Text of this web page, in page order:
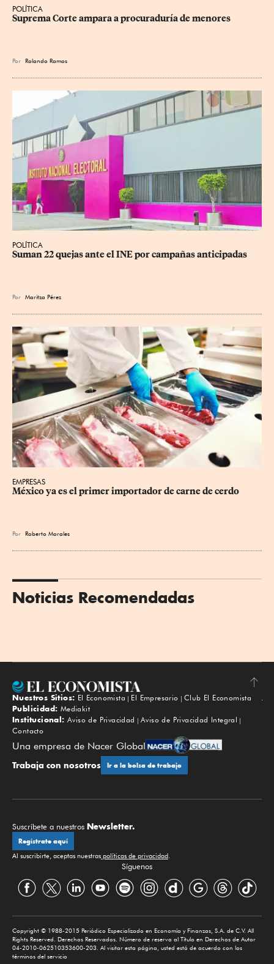
POLÍTICA
Suprema Corte ampara a procuraduría de menores
Por Rolando Ramos
POLÍTICA
Suman 22 quejas ante el INE por campañas anticipadas
Por Maritza Pérez
EMPRESAS
México ya es el primer importador de carne de cerdo
Por Roberto Morales
Noticias Recomendadas
Subir
Nuestros Sitios: El Economista El Empresario
Club El Economista
Publicidad: Mediakit
Institucional: Aviso de Privacidad
Aviso de Privacidad Integral
Contacto
Una empresa de Nacer Global
Trabaja con nosotros Ir a la bolsa de trabajo
Suscríbete a nuestros Newsletter.
Regístrate aquí
Al suscribirte, aceptas nuestras políticas de privacidad
Síguenos
Copyright © 1988-2015 Periódico Especializado en Economía y Finanzas, S.A. de C.V. All
Rights Reserved. Derechos Reservados. Número de reserva al Título en Derechos de Autor
04-2010-062510353600-203. Al visitar esta página, usted está de acuerdo con los
términos del servicio